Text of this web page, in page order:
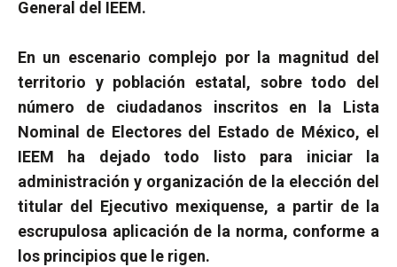
General del IEEM.
En un escenario complejo por la magnitud del
territorio y población estatal, sobre todo del
número de ciudadanos inscritos en la Lista
Nominal de Electores del Estado de México, el
IEEM ha dejado todo listo para iniciar la
administración y organización de la elección del
titular del Ejecutivo mexiquense, a partir de la
escrupulosa aplicación de la norma, conforme a
los principios que le rigen.